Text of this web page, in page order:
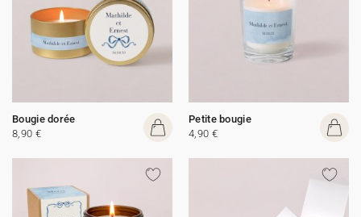
Bougie dorée
8,90 €
Petite bougie
4,90 €